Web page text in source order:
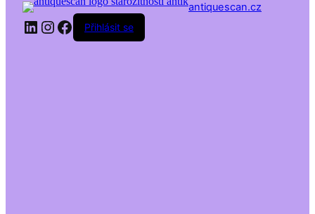
Párová
křesla
množství
antiquescan.cz
LinkedIn
Instagram
Facebook
Přihlásit se